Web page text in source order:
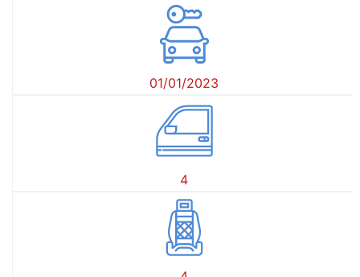
01/01/2023
4